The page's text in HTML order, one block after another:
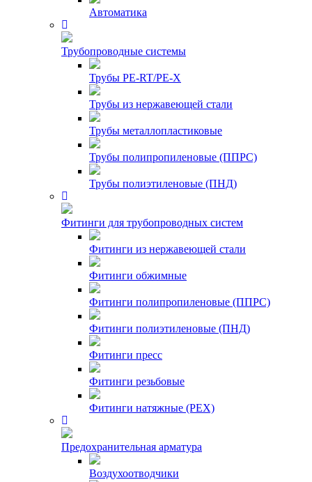
Автоматика
Трубопроводные системы
Трубы PE-RT/PE-X
Трубы из нержавеющей стали
Трубы металлопластиковые
Трубы полипропиленовые (ППРС)
Трубы полиэтиленовые (ПНД)
Фитинги для трубопроводных систем
Фитинги из нержавеющей стали
Фитинги обжимные
Фитинги полипропиленовые (ППРС)
Фитинги полиэтиленовые (ПНД)
Фитинги пресс
Фитинги резьбовые
Фитинги натяжные (PEX)
Предохранительная арматура
Воздухоотводчики